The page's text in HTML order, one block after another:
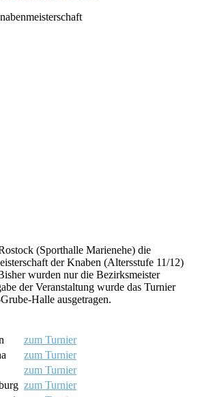
(Sporthalle Marienehe) die
der Knaben (Altersstufe 11/12)
wurden nur die Bezirksmeister
der Veranstaltung wurde das Turnier
Halle ausgetragen.
zum Turnier
zum Turnier
zum Turnier
zum Turnier